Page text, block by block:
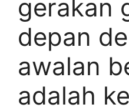
gerakan
depan
awalan
adalah